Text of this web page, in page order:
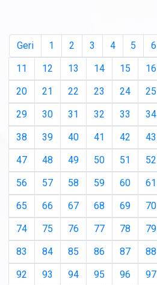
Geri 1 2 3 4 5 6
11
12 13 14 15 16
20
21 22 23 24 25
29
30 31 32 33 34
38
39 40 41 42 43
47
48 49 50 51 52
56
57 58 59 60 61
65
66 67 68 69 70
74
75 76 77 78 79
83
84 85 86 87 88
92
93 94 95 96 97